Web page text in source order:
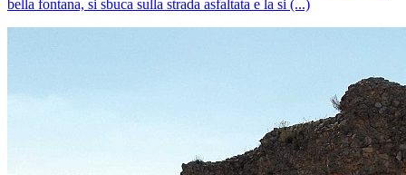
bella fontana, si sbuca sulla strada asfaltata e la si (...)